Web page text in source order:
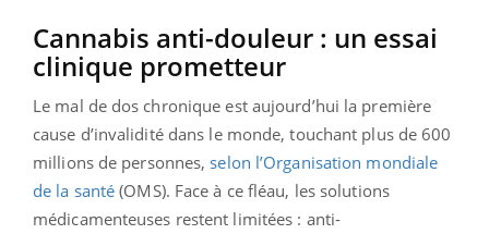
Cannabis anti-douleur : un essai
clinique prometteur
Le mal de dos chronique est aujourd’hui la première
cause d’invalidité dans le monde, touchant plus de 600
millions de personnes, selon l’Organisation mondiale
de la santé (OMS). Face à ce fléau, les solutions
médicamenteuses restent limitées : anti-